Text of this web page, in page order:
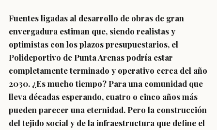
Fuentes ligadas al desarrollo de obras de gran
envergadura estiman que, siendo realistas y
optimistas con los plazos presupuestarios, el
Polideportivo de Punta Arenas podría estar
completamente terminado y operativo cerca del año
2030. ¿Es mucho tiempo? Para una comunidad que
lleva décadas esperando, cuatro o cinco años más
pueden parecer una eternidad. Pero la construcción
del tejido social y de la infraestructura que define el